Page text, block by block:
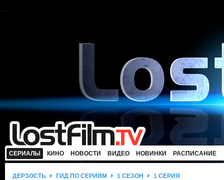
СЕРИАЛЫ КИНО НОВОСТИ ВИДЕО НОВИНКИ РАСПИСАНИЕ
ДЕРЗОСТЬ ГИД ПО СЕРИЯМ 1 СЕЗОН 1 СЕРИЯ